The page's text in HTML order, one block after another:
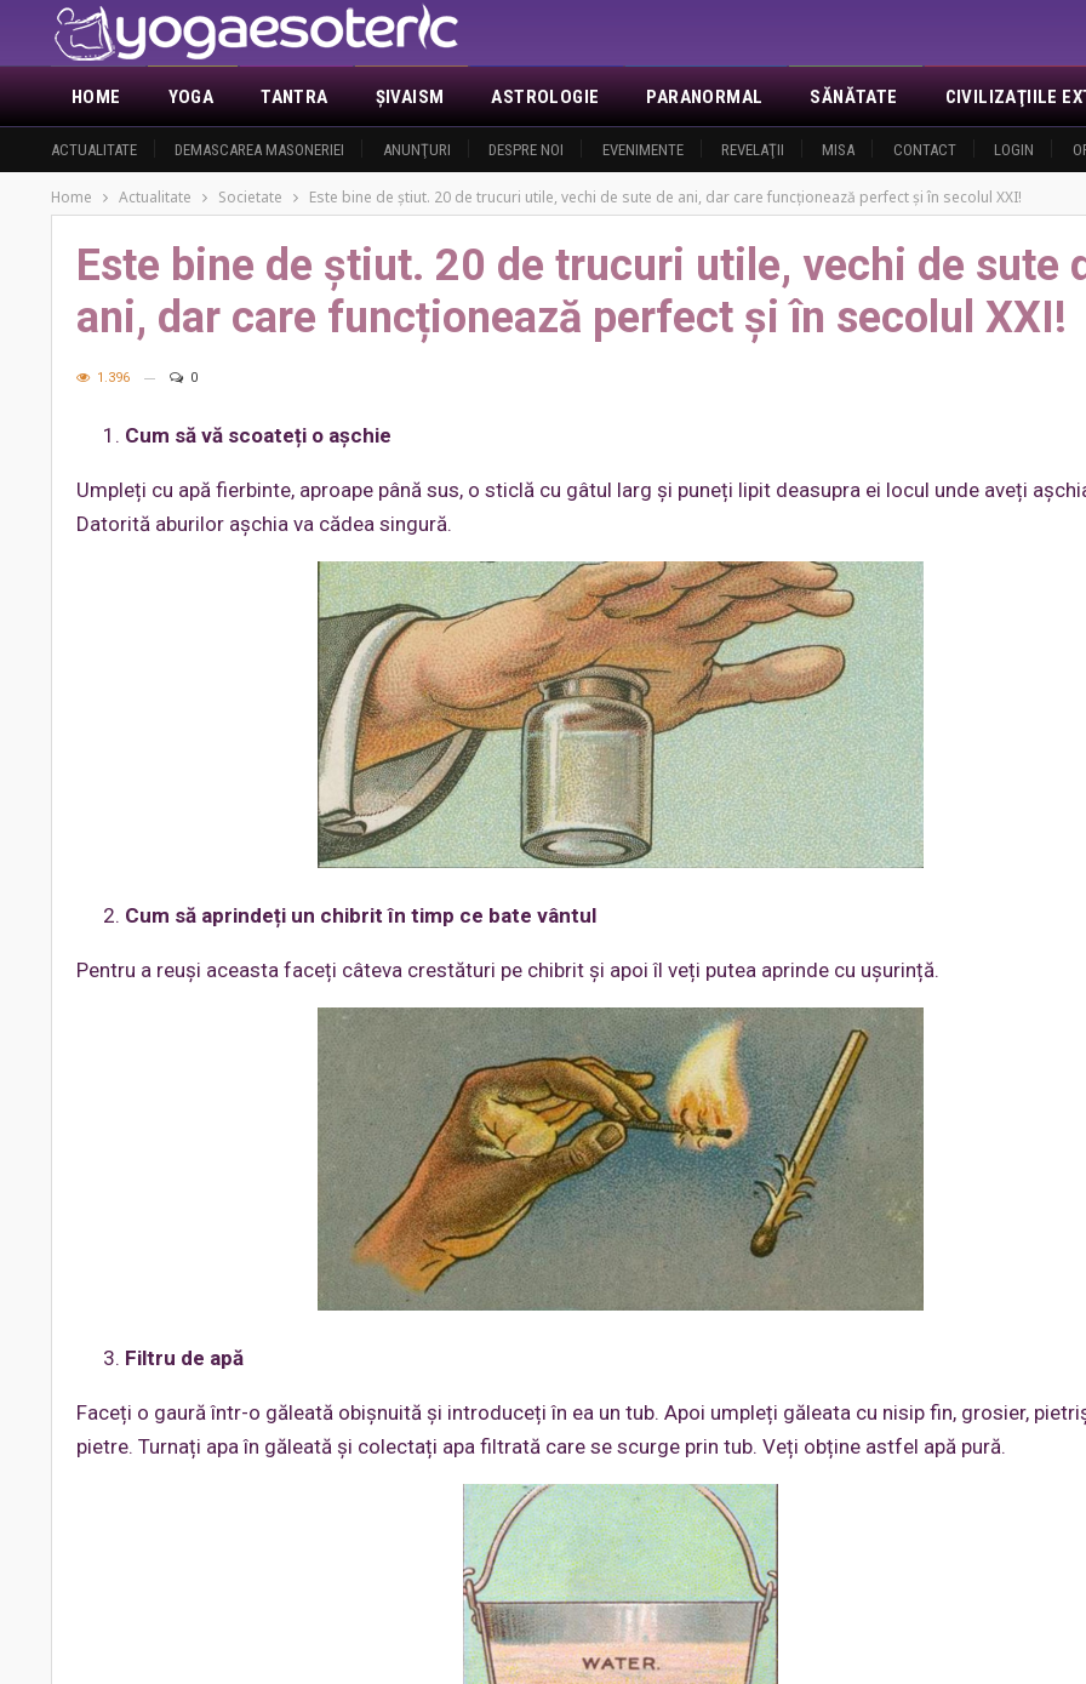
HOME
ACTUALITATE DEMASCAREA MASONERIEI ANUNŢURI DESPRE NOI EVENIMENTE REVELAŢII MISA CONTACT LOGIN
YOGA TANTRA ŞIVAISM ASTROLOGIE PARANORMAL SĂNĂTATE CIVILIZAŢIILE
Home Actualitate Societate Este bine de știut. 20 de trucuri utile, vechi de sute de ani, dar care funcționează perfect și în secolul XXI!
Este bine de știut. 20 de trucuri utile, vechi de sute
ani, dar care funcționează perfect și în secolul XXI!
1.396 0
Cum să vă scoateți o așchie
Umpleți cu apă fierbinte, aproape până sus, o sticlă cu gâtul larg și puneți lipit deasupra ei locul unde aveți
Datorită aburilor așchia va cădea singură.
Cum să aprindeți un chibrit în timp ce bate vântul
Pentru a reuși aceasta faceți câteva crestături pe chibrit și apoi îl veți putea aprinde cu ușurință.
Filtru de apă
Faceți o gaură într-o găleată obișnuită și introduceți în ea un tub. Apoi umpleți găleata cu nisip fin, grosier,
pietre. Turnați apa în găleată și colectați apa filtrată care se scurge prin tub. Veți obține astfel apă pură.